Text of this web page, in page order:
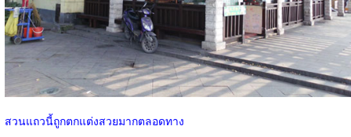
สวนแถวนี้ถูกตกแต่งสวยมากตลอดทาง